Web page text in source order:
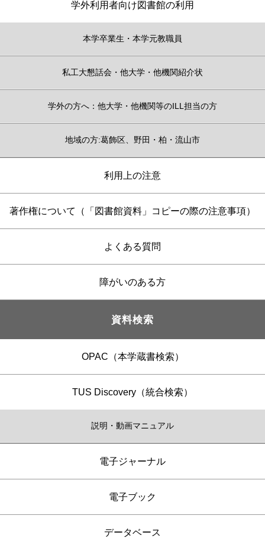
学外利用者向け図書館の利用
本学卒業生・本学元教職員
私工大懇話会・他大学・他機関紹介状
学外の方へ：他大学・他機関等のILL担当の方
地域の方:葛飾区、野田・柏・流山市
利用上の注意
著作権について（「図書館資料」コピーの際の注意事項）
よくある質問
障がいのある方
資料検索
OPAC（本学蔵書検索）
TUS Discovery（統合検索）
説明・動画マニュアル
電子ジャーナル
電子ブック
データベース